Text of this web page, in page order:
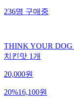
236명구매중
THINK YOUR DOG
치킨맛 1개
20,000원
20%16,100원